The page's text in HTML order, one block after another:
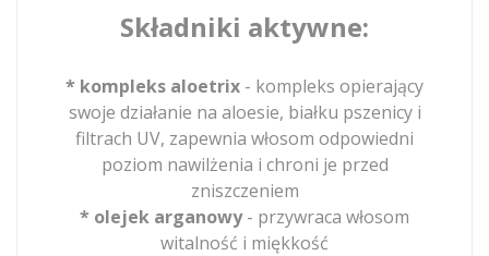
Składniki aktywne:
* kompleks aloetrix - kompleks opierający
swoje działanie na aloesie, białku pszenicy i
filtrach UV, zapewnia włosom odpowiedni
poziom nawilżenia i chroni je przed
zniszczeniem
* olejek arganowy- przywraca włosom
witalność i miękkość